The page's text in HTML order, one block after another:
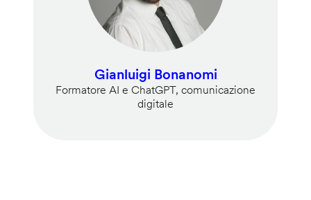
Gianluigi Bonanomi
Formatore AI e ChatGPT, comunicazione
digitale